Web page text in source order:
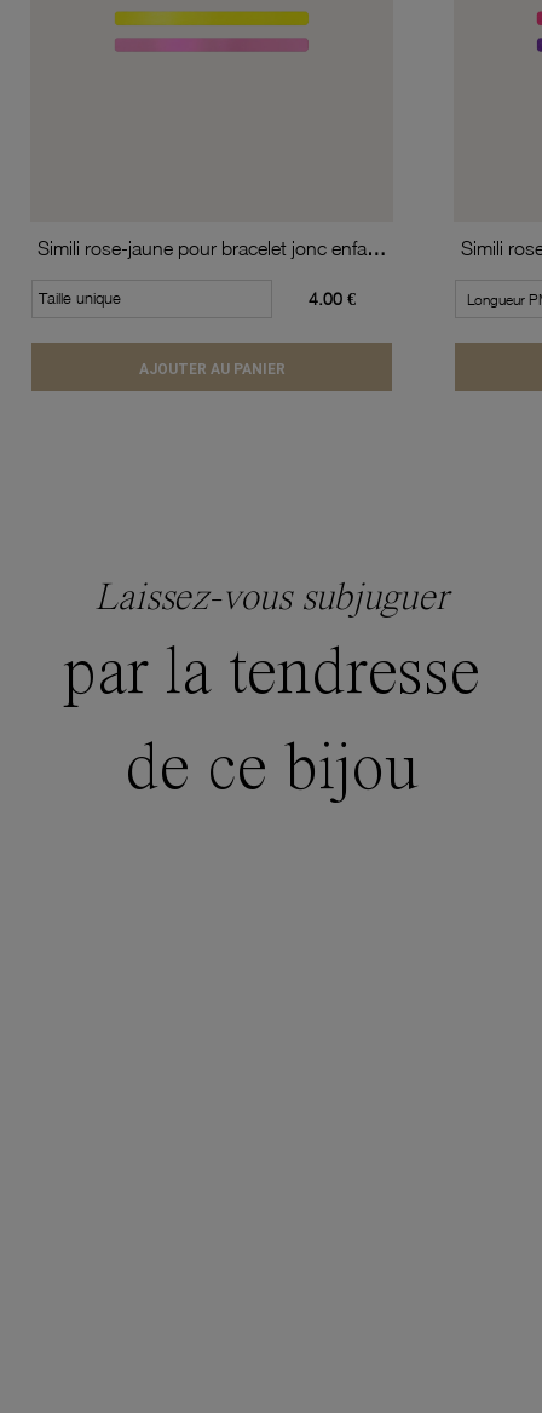
Simili rose-jaune pour bracelet jonc enfant Méli Versa
Taille unique 4.00 €
AJOUTER AU PANIER
Laissez-vous subjuguer
par la tendresse
de ce bijou